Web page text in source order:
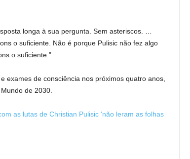
longa à sua pergunta. Sem asteriscos. …
o suficiente. Não é porque Pulisic não fez algo
o suficiente.”
exames de consciência nos próximos quatro anos,
de 2030.
as lutas de Christian Pulisic ‘não leram as folhas